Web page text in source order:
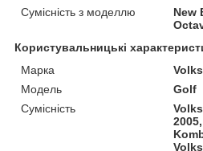
Сумісність з моделлю
New
Користувальницькі
Марка
Модель
Golf
Сумісність